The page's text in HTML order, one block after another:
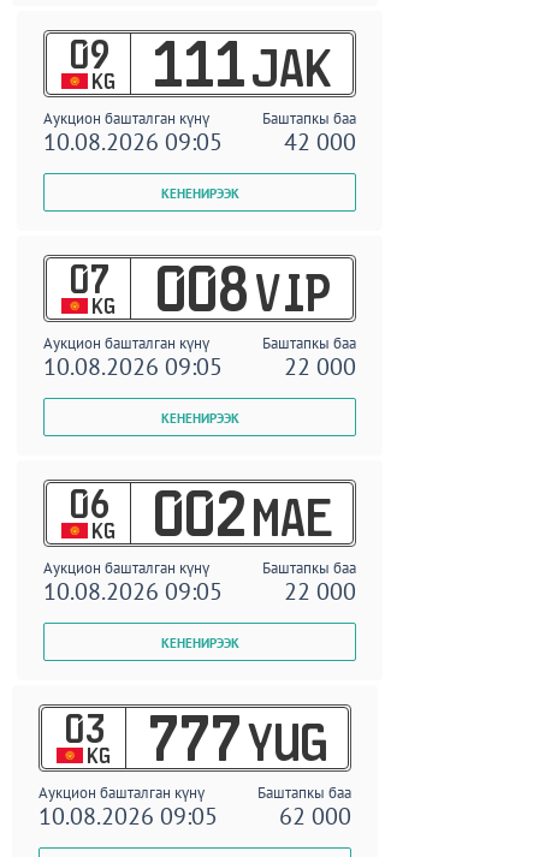
09
KG 111 JAK
Аукцион башталган күнү Баштапкы баа
10.08.2026 09:05 42 000
07
KG 008 VIP
Аукцион башталган күнү Баштапкы баа
10.08.2026 09:05 22 000
06
KG 002 MAE
Аукцион башталган күнү Баштапкы баа
10.08.2026 09:05 22 000
03
KG 777 YUG
Аукцион башталган күнү Баштапкы баа
10.08.2026 09:05 62 000